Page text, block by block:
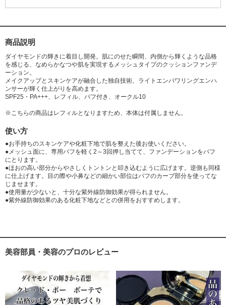
商品説明
ダイヤモンドの輝きに着目し開発。肌にのせた瞬間、内側から輝くような品格
を感じる、なめらかなつや肌を実現するメッシュタイプのクッションファンデ
ーション。
メイクアップとスキンケアが融合した独自技術、ライトエンパワリングエンハ
ンサーが輝く仕上がりを高めます。
SPF25・PA+++、レフィル、パフ付き、オークル10
※こちらの商品はレフィルとなりますため、本体は付属しません。
使い方
●お手持ちのスキンケアや化粧下地で肌を整えた後お使いください。
●メッシュ面に、専用パフを軽く2～3回押し当てて、ファンデーションをパフ
にとります。
●ほおの高い部分からやさしくトントンと叩き込むように広げます。逆側も同様
に仕上げます。目の際や小鼻などの細かい部位はパフのカーブ部分を使ってな
じませます。
●使用量が少ないと、十分な紫外線防御効果が得られません。
●紫外線防御効果のある化粧下地などとの併用をおすすめします。
美容部員・美容のプロのレビュー